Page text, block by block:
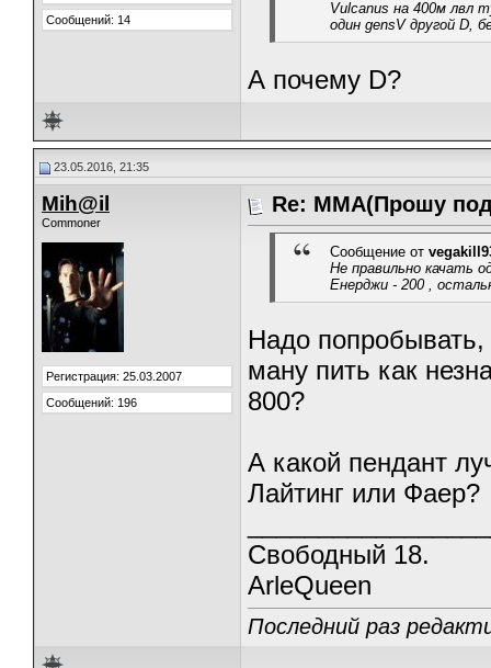
Сообщений: 14
Vulcanus на 400м лвл
один gensV другой D,
А почему D?
23.05.2016, 21:35
Mih@il
Commoner
Регистрация: 25.03.2007
Сообщений: 196
Re: ММА(Прошу
Сообщение от
Не правильно качать
Енерджи - 200 ,
Надо
ману пить как
800?
А какой пендант
Лайтинг или Фаер?
Свободный 18.
ArleQueen
Последний раз